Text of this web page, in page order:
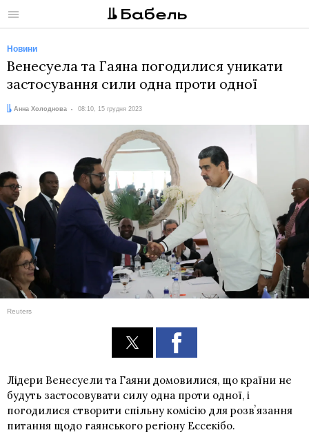
Меню
Новини
Венесуела та Гаяна погодилися уникати
застосування сили одна проти одної
Автор:
Анна Холоднова
Дата: 08:10, 15 грудня 2023
Reuters
Лідери Венесуели та Гаяни домовилися, що країни не
будуть застосовувати силу одна проти одної, і
погодилися створити спільну комісію для розвʼязання
питання щодо гаянського регіону Ессекібо.